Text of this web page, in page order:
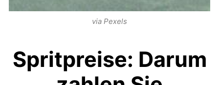
via Pexels
Spritpreise: Darum